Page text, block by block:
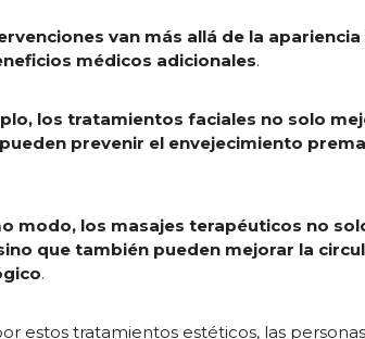
van más allá de la
médicos adicionales.
los tratamientos faciales no solo
prevenir el envejecimiento
modo, los masajes terapéuticos no
que también pueden mejorar la
.
estos tratamientos estéticos, las